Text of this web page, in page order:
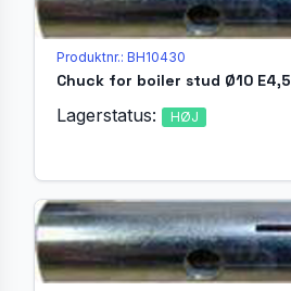
Produktnr.: BH10430
Chuck for boiler stud Ø10 E4,5
Lagerstatus: HØJ